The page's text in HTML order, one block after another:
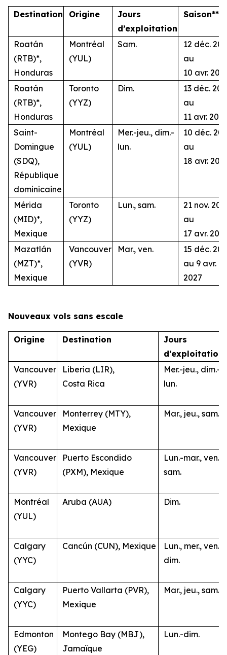
Destination Origine
Jours
d’exploitation
Saison**
Roatán
(RTB)*,
Honduras
Montréal
(YUL)
Sam.
12 déc.
au
10 avr.
Roatán
(RTB)*,
Honduras
Toronto
(YYZ)
Dim.
13 déc.
au
11 avr.
Saint-
Domingue
(SDQ),
République
dominicaine
Montréal
(YUL)
Mer.-jeu., dim.-
lun.
10 déc.
au
18 avr.
Mérida
(MID)*,
Mexique
Toronto
(YYZ)
Lun., sam.
21 nov.
au
17 avr.
Mazatlán
(MZT)*,
Mexique
Vancouver
(YVR)
Mar., ven.
15 déc.
au 9 avr.
2027
Nouveaux vols sans escale
Origine Destination
Jours
d’exploitation
Vancouver
(YVR)
Liberia (LIR),
Costa Rica
Mer.-jeu., dim.-
lun.
Vancouver
(YVR)
Monterrey (MTY),
Mexique
Mar., jeu., sam.
Vancouver
(YVR)
Puerto Escondido
(PXM), Mexique
Lun.-mar., ven.-
sam.
Montréal
(YUL)
Aruba (AUA) Dim.
Calgary
(YYC)
Cancún (CUN), Mexique
Lun., mer., ven.,
dim.
Calgary
(YYC)
Puerto Vallarta (PVR),
Mexique
Mar., jeu., sam.
Edmonton
(YEG)
Montego Bay (MBJ),
Jamaïque
Lun.-dim.